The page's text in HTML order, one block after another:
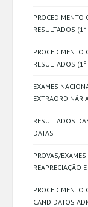
PROCEDIMENTO
RESULTADOS
PROCEDIMENTO
RESULTADOS
EXAMES
RESULTADOS
DATAS
PROVAS/
REAPRECIAÇÃO
PROCEDIMENTO
CANDIDATOS